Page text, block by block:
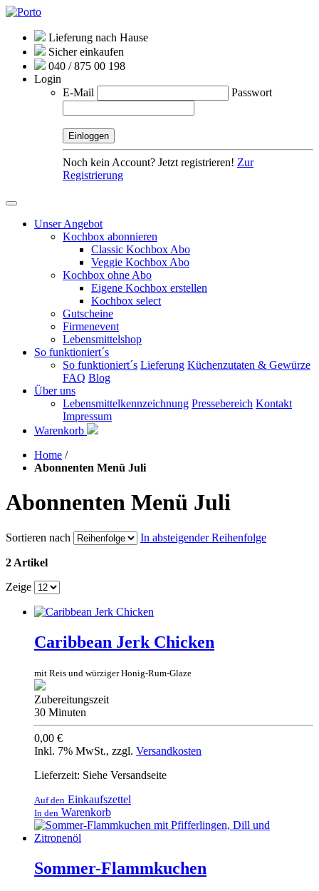
Lieferung nach Hause
Sicher einkaufen
040 / 875 00 198
Login
E-Mail
Passwort
Noch kein Account? Jetzt registrieren! Zur
Registrierung
Unser Angebot
Kochbox abonnieren
Classic Kochbox Abo
Veggie Kochbox Abo
Kochbox ohne Abo
Eigene Kochbox erstellen
Kochbox select
Gutscheine
Firmenevent
Lebensmittelshop
So funktioniert´s
So funktioniert´s Lieferung Küchenzutaten & Gewürze
FAQ Blog
Über uns
Lebensmittelkennzeichnung Pressebereich Kontakt
Impressum
Warenkorb
Home /
Abonnenten Menü Juli
Abonnenten Menü Juli
Sortieren nach In absteigender Reihenfolge
2 Artikel
Zeige
Caribbean Jerk Chicken
mit Reis und würziger Honig-Rum-Glaze
Zubereitungszeit
30 Minuten
0,00 €
Inkl. 7% MwSt., zzgl. Versandkosten
Lieferzeit: Siehe Versandseite
Auf den Einkaufszettel
In den Warenkorb
Sommer-Flammkuchen